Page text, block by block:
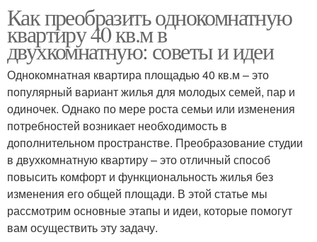
Как преобразить однокомнатную
квартиру 40 кв.м в
двухкомнатную: советы и идеи
Однокомнатная квартира площадью 40 кв.м – это
популярный вариант жилья для молодых семей, пар и
одиночек. Однако по мере роста семьи или изменения
потребностей возникает необходимость в
дополнительном пространстве. Преобразование студии
в двухкомнатную квартиру – это отличный способ
повысить комфорт и функциональность жилья без
изменения его общей площади. В этой статье мы
рассмотрим основные этапы и идеи, которые помогут
вам осуществить эту задачу.